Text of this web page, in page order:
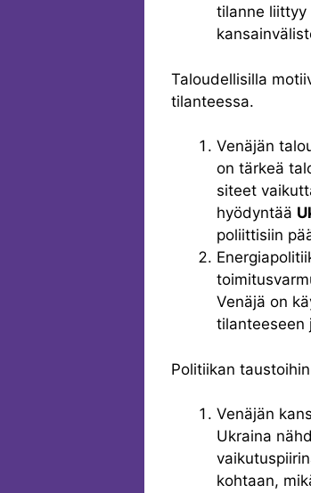
tilanne liittyy
Taloudellisilla
tilanteessa.
Venäjän
on tärkeä
siteet
hyödyntää
poliittisiin
Venäjä on
tilanteeseen
Politiikan
Venäjän
Ukraina
kohtaan,